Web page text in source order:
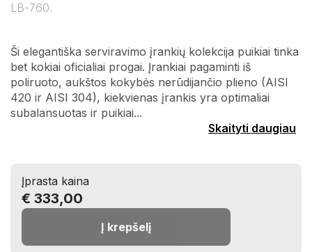
LB-760.
Ši elegantiška serviravimo įrankių kolekcija puikiai tinka
bet kokiai oficialiai progai. Įrankiai pagaminti iš
poliruoto, aukštos kokybės nerūdijančio plieno (AISI
420 ir AISI 304), kiekvienas įrankis yra optimaliai
subalansuotas ir puikiai...
Skaityti daugiau
Įprasta kaina
€ 333,00
Į krepšelį